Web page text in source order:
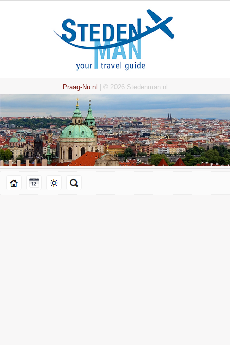
Praag-Nu.nl | © 2026 Stedenman.nl